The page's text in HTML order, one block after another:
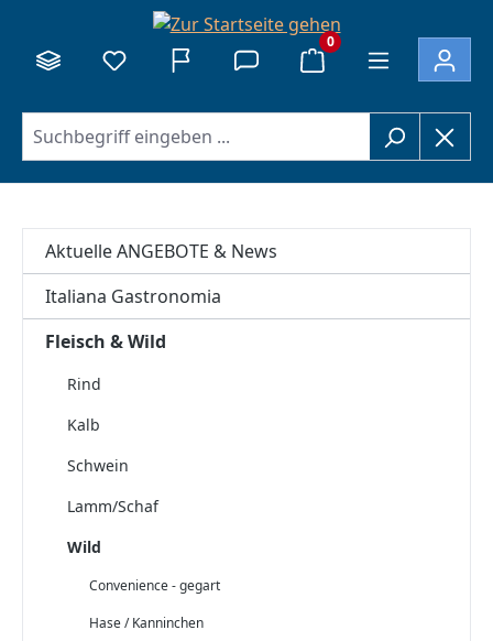
0
Aktuelle ANGEBOTE & News
Italiana Gastronomia
Fleisch & Wild
Rind
Kalb
Schwein
Lamm/Schaf
Wild
Convenience - gegart
Hase / Kanninchen